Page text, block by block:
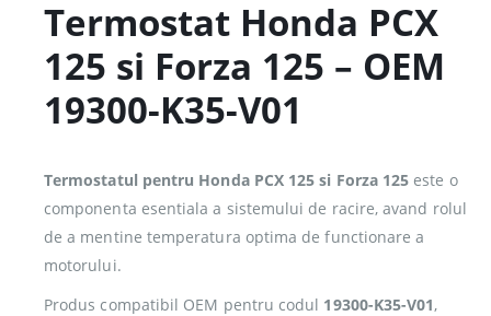
Termostat Honda PCX
125 si Forza 125 – OEM
19300-K35-V01
Termostatul pentru Honda PCX 125 si Forza 125 este o
componenta esentiala a sistemului de racire, avand rolul
de a mentine temperatura optima de functionare a
motorului.
Produs compatibil OEM pentru codul 19300-K35-V01,